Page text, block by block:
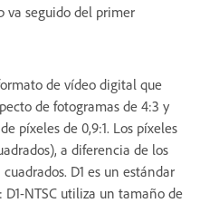
va seguido del primer
de vídeo digital que
de fotogramas de 4:3 y
píxeles de 0,9:1. Los píxeles
a diferencia de los
D1 es un estándar
NTSC utiliza un tamaño de